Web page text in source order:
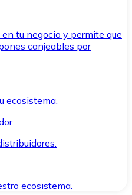
tu negocio y permite que
canjeables por
ecosistema.
ecosistema.